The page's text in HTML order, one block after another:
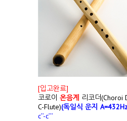
[입고완료]
코로이 온음계 리코더(Choroi
C-Flute)(독일식 운지
c’’-c’’’